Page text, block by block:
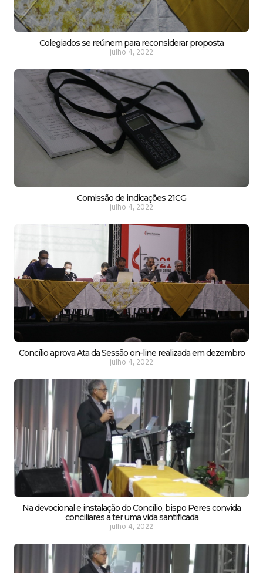
Colegiados se reúnem para reconsiderar proposta
julho 4, 2022
Comissão de indicações 21CG
julho 4, 2022
Concílio aprova Ata da Sessão on-line realizada em dezembro
julho 4, 2022
Na devocional e instalação do Concílio, bispo Peres convida
conciliares a ter uma vida santificada
julho 4, 2022